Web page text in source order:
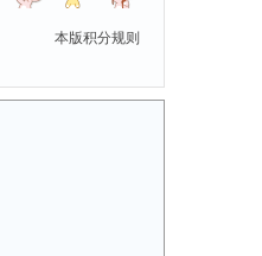
本版积分规则